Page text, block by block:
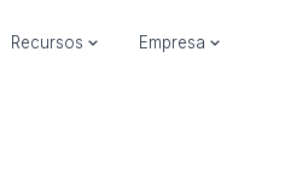
Recursos Empresa